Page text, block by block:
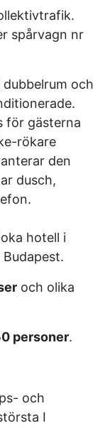
spårvagn nr
och
för gästerna
rökare
den
dusch,
hotell i
och olika
personer.
och
I